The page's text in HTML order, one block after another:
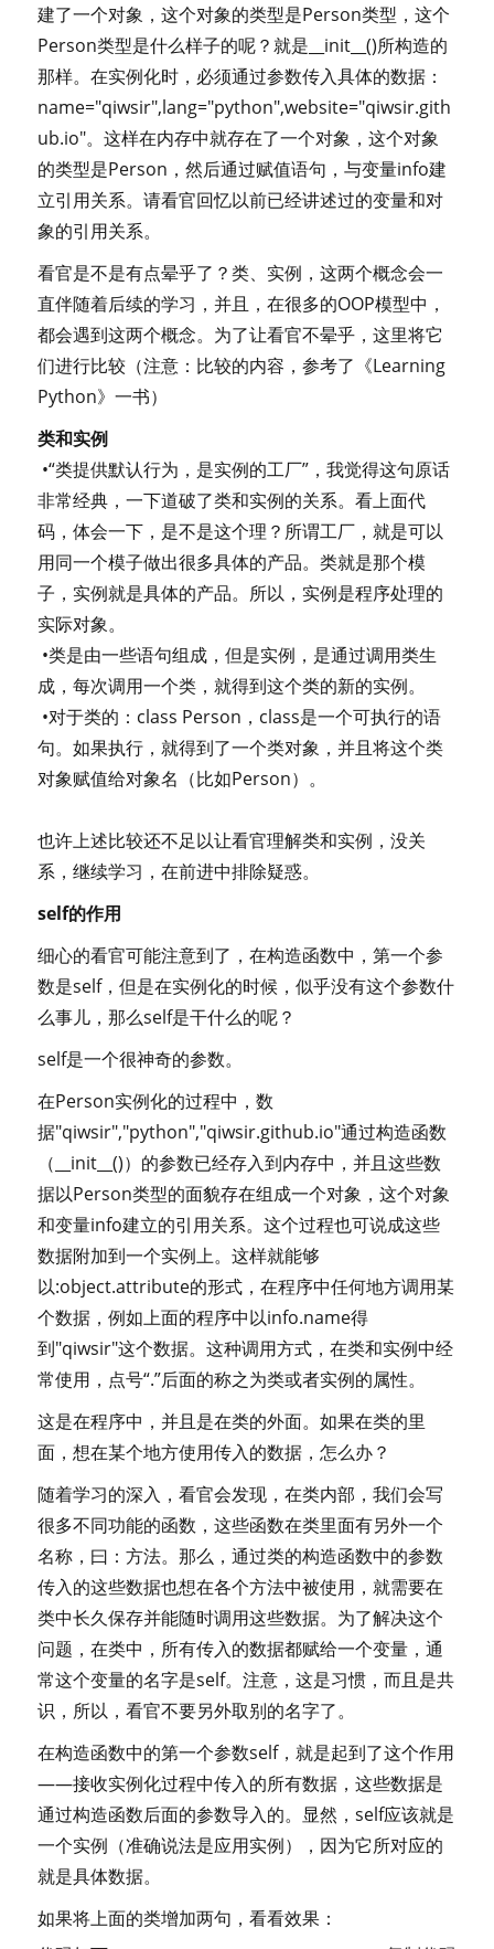
建了一个对象，这个对象的类型是Person类型，这个
Person类型是什么样子的呢？就是__init__()所构造的
那样。在实例化时，必须通过参数传入具体的数据：
name="qiwsir",lang="python",website="qiwsir.gith
ub.io"。这样在内存中就存在了一个对象，这个对象
的类型是Person，然后通过赋值语句，与变量info建
立引用关系。请看官回忆以前已经讲述过的变量和对
象的引用关系。
看官是不是有点晕乎了？类、实例，这两个概念会一
直伴随着后续的学习，并且，在很多的OOP模型中，
都会遇到这两个概念。为了让看官不晕乎，这里将它
们进行比较（注意：比较的内容，参考了《Learning
Python》一书）
类和实例
•“类提供默认行为，是实例的工厂”，我觉得这句原话
非常经典，一下道破了类和实例的关系。看上面代
码，体会一下，是不是这个理？所谓工厂，就是可以
用同一个模子做出很多具体的产品。类就是那个模
子，实例就是具体的产品。所以，实例是程序处理的
实际对象。
•类是由一些语句组成，但是实例，是通过调用类生
成，每次调用一个类，就得到这个类的新的实例。
•对于类的：class Person，class是一个可执行的语
句。如果执行，就得到了一个类对象，并且将这个类
对象赋值给对象名（比如Person）。
也许上述比较还不足以让看官理解类和实例，没关
系，继续学习，在前进中排除疑惑。
self的作用
细心的看官可能注意到了，在构造函数中，第一个参
数是self，但是在实例化的时候，似乎没有这个参数什
么事儿，那么self是干什么的呢？
self是一个很神奇的参数。
在Person实例化的过程中，数
据"qiwsir","python","qiwsir.github.io"通过构造函数
（__init__()）的参数已经存入到内存中，并且这些数
据以Person类型的面貌存在组成一个对象，这个对象
和变量info建立的引用关系。这个过程也可说成这些
数据附加到一个实例上。这样就能够
以:object.attribute的形式，在程序中任何地方调用某
个数据，例如上面的程序中以info.name得
到"qiwsir"这个数据。这种调用方式，在类和实例中经
常使用，点号“.”后面的称之为类或者实例的属性。
这是在程序中，并且是在类的外面。如果在类的里
面，想在某个地方使用传入的数据，怎么办？
随着学习的深入，看官会发现，在类内部，我们会写
很多不同功能的函数，这些函数在类里面有另外一个
名称，曰：方法。那么，通过类的构造函数中的参数
传入的这些数据也想在各个方法中被使用，就需要在
类中长久保存并能随时调用这些数据。为了解决这个
问题，在类中，所有传入的数据都赋给一个变量，通
常这个变量的名字是self。注意，这是习惯，而且是共
识，所以，看官不要另外取别的名字了。
在构造函数中的第一个参数self，就是起到了这个作用
——接收实例化过程中传入的所有数据，这些数据是
通过构造函数后面的参数导入的。显然，self应该就是
一个实例（准确说法是应用实例），因为它所对应的
就是具体数据。
如果将上面的类增加两句，看看效果：